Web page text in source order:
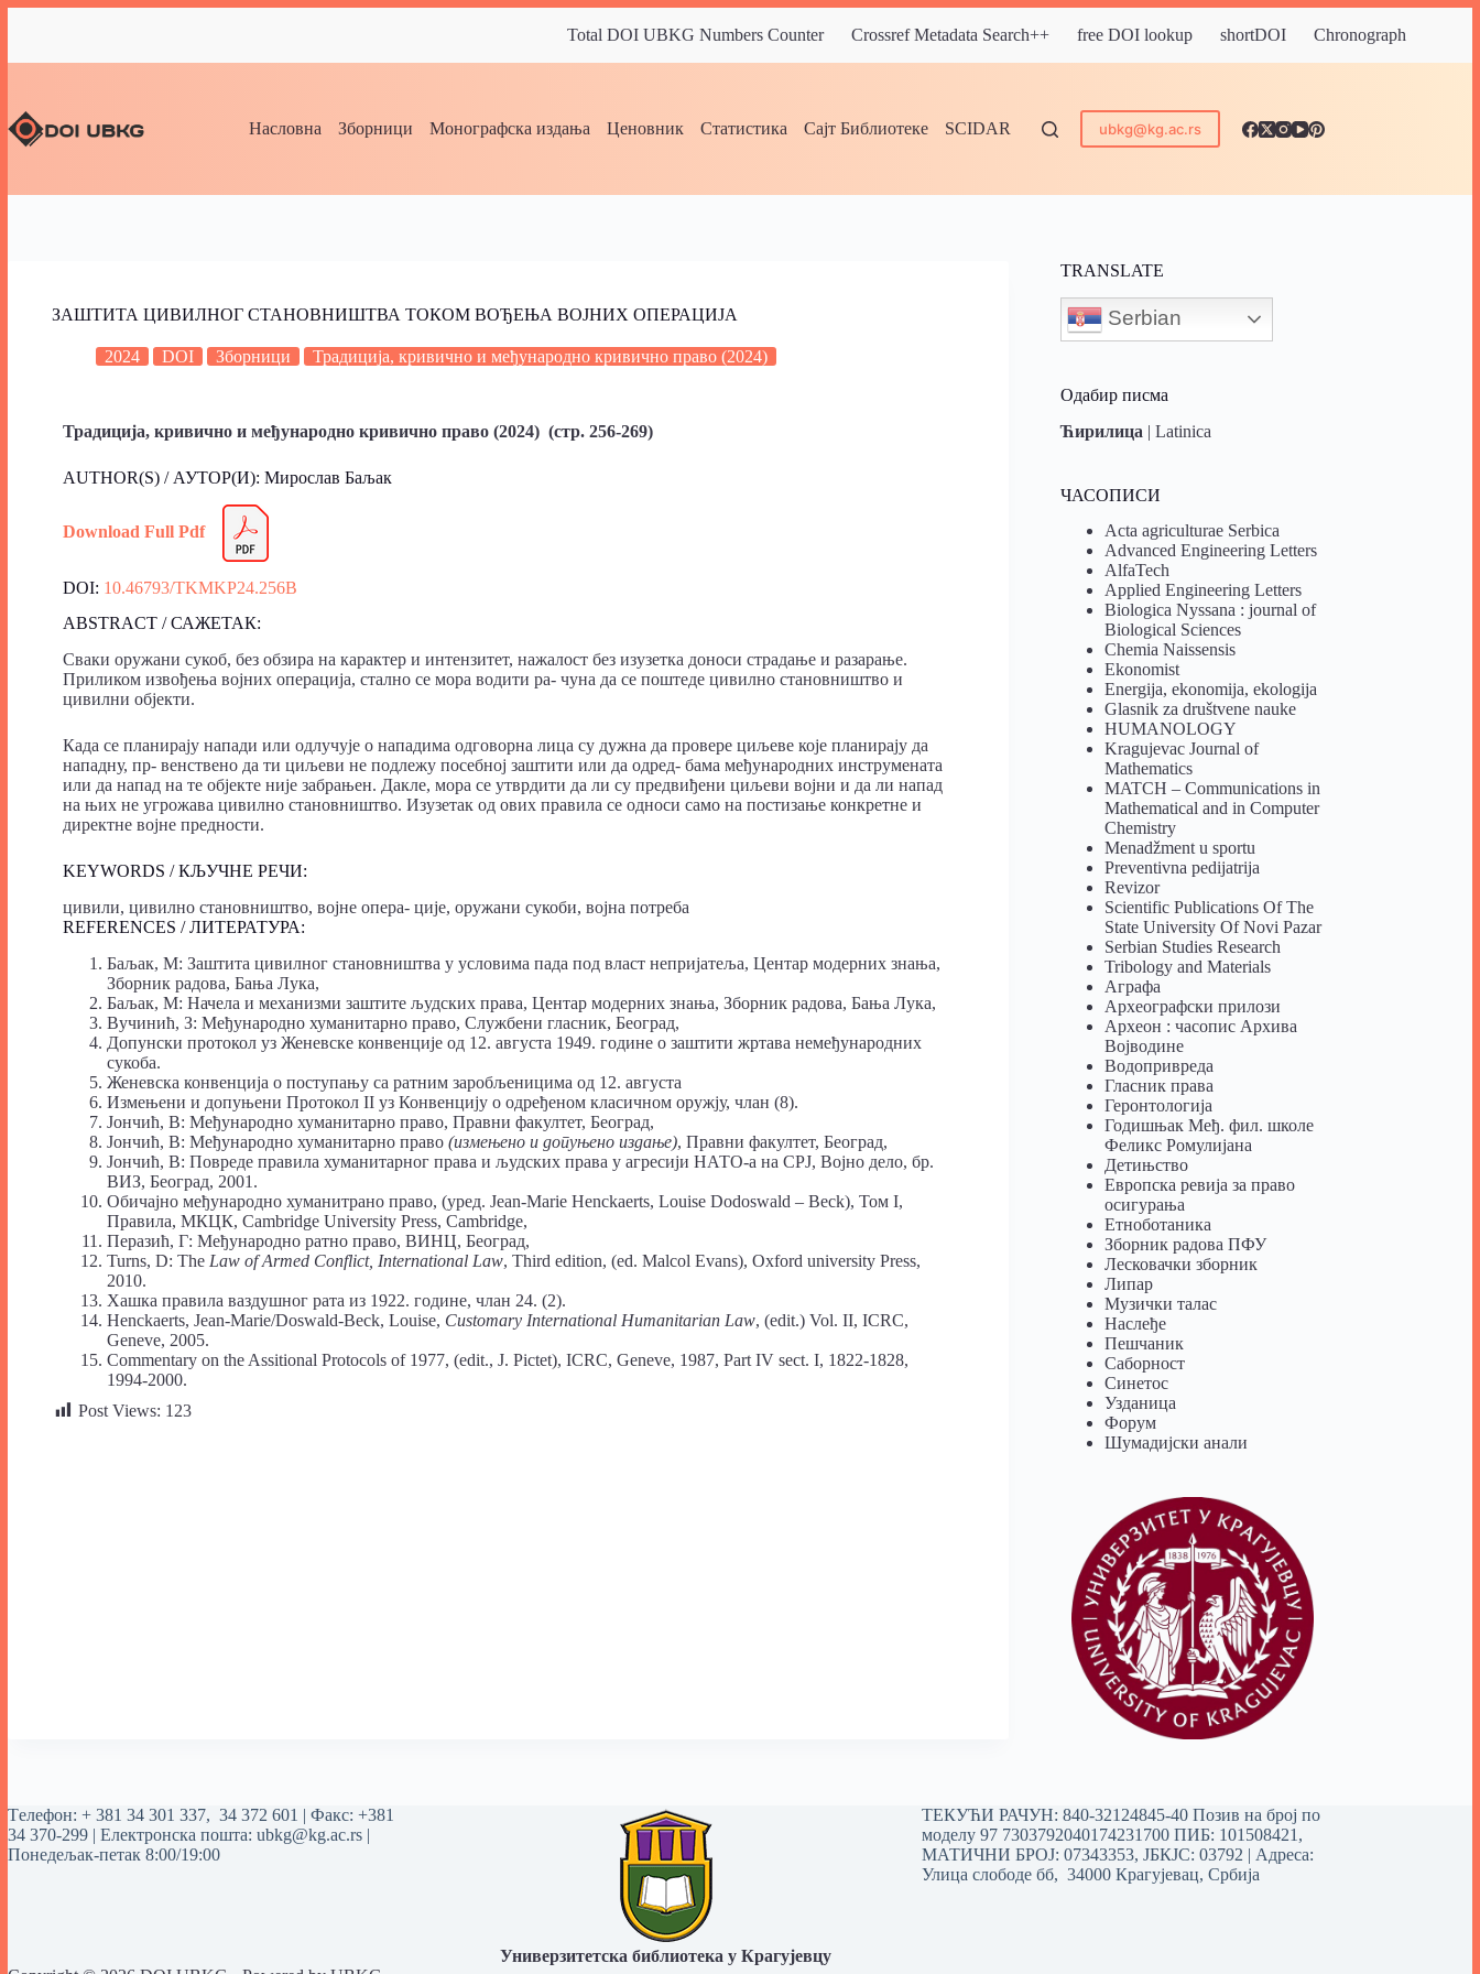
Total DOI UBKG Numbers Counter Crossref Metadata Search++ free DOI lookup shortDOI Chronograph
Насловна Зборници Монографска издања Ценовник Статистика Сајт Библиотеке SCIDAR ubkg@kg.ac.rs
ЗАШТИТА ЦИВИЛНОГ СТАНОВНИШТВА ТОКОМ ВОЂЕЊА ВОЈНИХ ОПЕРАЦИЈА
2024 DOI Зборници Традиција, кривично и међународно кривично право (2024)
Традиција, кривично и међународно кривично право (2024) (стр. 256-269)
AUTHOR(S) / АУТОР(И): Мирослав Баљак
Download Full Pdf
DOI: 10.46793/TKMKP24.256B
ABSTRACT / САЖЕТАК:
Сваки оружани сукоб, без обзира на карактер и интензитет, нажалост без изузетка доноси страдање и разарање.
Приликом извођења војних операција, стално се мора водити ра- чуна да се поштеде цивилно становништво и
цивилни објекти.
Када се планирају напади или одлучује о нападима одговорна лица су дужна да провере циљеве које планирају да
нападну, пр- венствено да ти циљеви не подлежу посебној заштити или да одред- бама међународних инструмената
или да напад на те објекте није забрањен. Дакле, мора се утврдити да ли су предвиђени циљеви војни и да ли напад
на њих не угрожава цивилно становништво. Изузетак од ових правила се односи само на постизање конкретне и
директне војне предности.
KEYWORDS / КЉУЧНЕ РЕЧИ:
цивили, цивилно становништво, војне опера- ције, оружани сукоби, војна потреба
REFERENCES / ЛИТЕРАТУРА:
Баљак, М: Заштита цивилног становништва у условима пада под власт непријатеља, Центар модерних знања,
Зборник радова, Бања Лука,
Баљак, М: Начела и механизми заштите људских права, Центар модерних знања, Зборник радова, Бања Лука,
Вучинић, З: Међународно хуманитарно право, Службени гласник, Београд,
Допунски протокол уз Женевске конвенције од 12. августа 1949. године о заштити жртава немеђународних
сукоба.
Женевска конвенција о поступању са ратним заробљеницима од 12. августа
Измењени и допуњени Протокол II уз Конвенцију о одређеном класичном оружју, члан (8).
Јончић, В: Међународно хуманитарно право, Правни факултет, Београд,
Јончић, В: Међународно хуманитарно право (измењено и допуњено издање), Правни факултет, Београд,
Јончић, В: Повреде правила хуманитарног права и људских права у агресији НАТО-а на СРЈ, Војно дело, бр.
ВИЗ, Београд, 2001.
Обичајно међународно хуманитрано право, (уред. Jean-Marie Henckaerts, Louise Dodoswald – Beck), Том I,
Правила, МКЦК, Cambridge University Press, Cambridge,
Перазић, Г: Међународно ратно право, ВИНЦ, Београд,
Turns, D: The Law of Armed Conflict, International Law, Third edition, (ed. Malcol Evans), Oxford university Press,
2010.
Хашка правила ваздушног рата из 1922. године, члан 24. (2).
Henckaerts, Jean-Marie/Doswald-Beck, Louise, Customary International Humanitarian Law, (edit.) Vol. II, ICRC,
Geneve, 2005.
Commentary on the Assitional Protocols of 1977, (edit., J. Pictet), ICRC, Geneve, 1987, Part IV sect. I, 1822-1828,
1994-2000.
Post Views: 123
TRANSLATE
Serbian
Одабир писма
Ћирилица |Latinica
ЧАСОПИСИ
Acta agriculturae Serbica
Advanced Engineering Letters
AlfaTech
Applied Engineering Letters
Biologica Nyssana : journal of
Biological Sciences
Chemia Naissensis
Ekonomist
Energija, ekonomija, ekologija
Glasnik za društvene nauke
HUMANOLOGY
Kragujevac Journal of
Mathematics
MATCH – Communications in
Mathematical and in Computer
Chemistry
Menadžment u sportu
Preventivna pedijatrija
Revizor
Scientific Publications Of The
State University Of Novi Pazar
Serbian Studies Research
Tribology and Materials
Аграфа
Археографски прилози
Археон : часопис Архива
Војводине
Водопривреда
Гласник права
Геронтологија
Годишњак Међ. фил. школе
Феликс Ромулијана
Детињство
Европска ревија за право
осигурања
Eтноботаника
Зборник радова ПФУ
Лесковачки зборник
Липар
Музички талас
Наслеђе
Пешчаник
Саборност
Синетос
Узданица
Форум
Шумадијски анали
Tелефон: + 381 34 301 337, 34 372 601 | Факс: +381
34 370-299 | Електронска пошта: ubkg@kg.ac.rs |
Понедељак-петак 8:00/19:00
Универзитетска библиотека у Крагујевцу
ТЕКУЋИ РАЧУН: 840-32124845-40 Позив на број по
моделу 97 7303792040174231700ПИБ: 101508421,
МАТИЧНИ БРОЈ: 07343353, ЈБКЈС: 03792 | Aдреса:
Улица слободе бб, 34000 Крагујевац, Србија